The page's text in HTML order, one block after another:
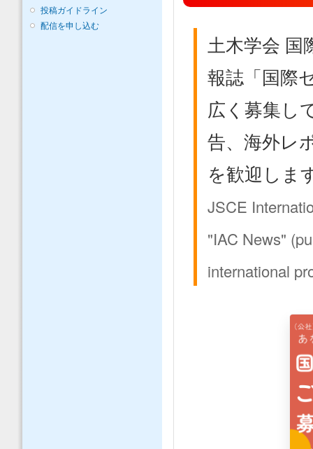
投稿ガイドライン
配信を申し込む
土木学会 国
報誌「国際
広く募集し
告、海外レ
を歓迎しま
JSCE
"IAC News"
international